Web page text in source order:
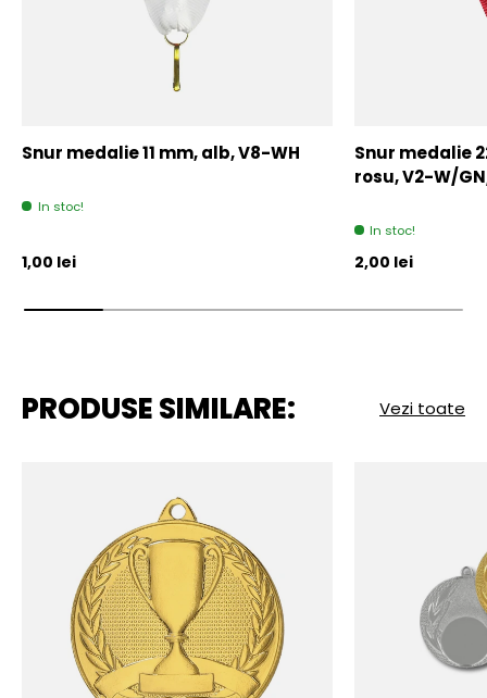
Snur medalie 11 mm, alb, V8-WH
In stoc!
Pret initial
1,00 lei
Snur medalie
rosu, V2-W/
In stoc!
Pret initial
2,00 lei
PRODUSE SIMILARE: Vezi toate